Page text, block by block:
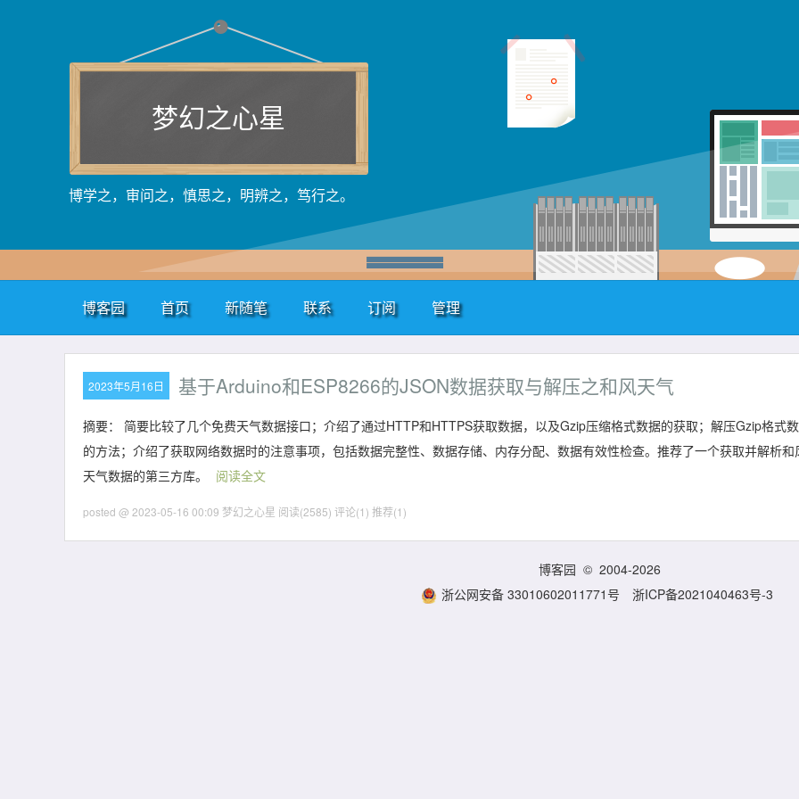
梦幻之心星
博学之，审问之，慎思之，明辨之，笃行之。
博客园 首页 新随笔 联系 订阅 管理
2023年5月16日 基于Arduino和ESP8266的JSON数据获取与解压之和风天气
摘要： 简要比较了几个免费天气数据接口；介绍了通过HTTP和HTTPS获取数据，以及Gzip压缩格式数据的获取；解压Gzip格式
的方法；介绍了获取网络数据时的注意事项，包括数据完整性、数据存储、内存分配、数据有效性检查。推荐了一个获取并解析和
天气数据的第三方库。
阅读全文
posted @ 2023-05-16 00:09 梦幻之心星 阅读(2585) 评论(1) 推荐(1)
博客园 © 2004-2026
浙公网安备 33010602011771号
浙ICP备2021040463号-3